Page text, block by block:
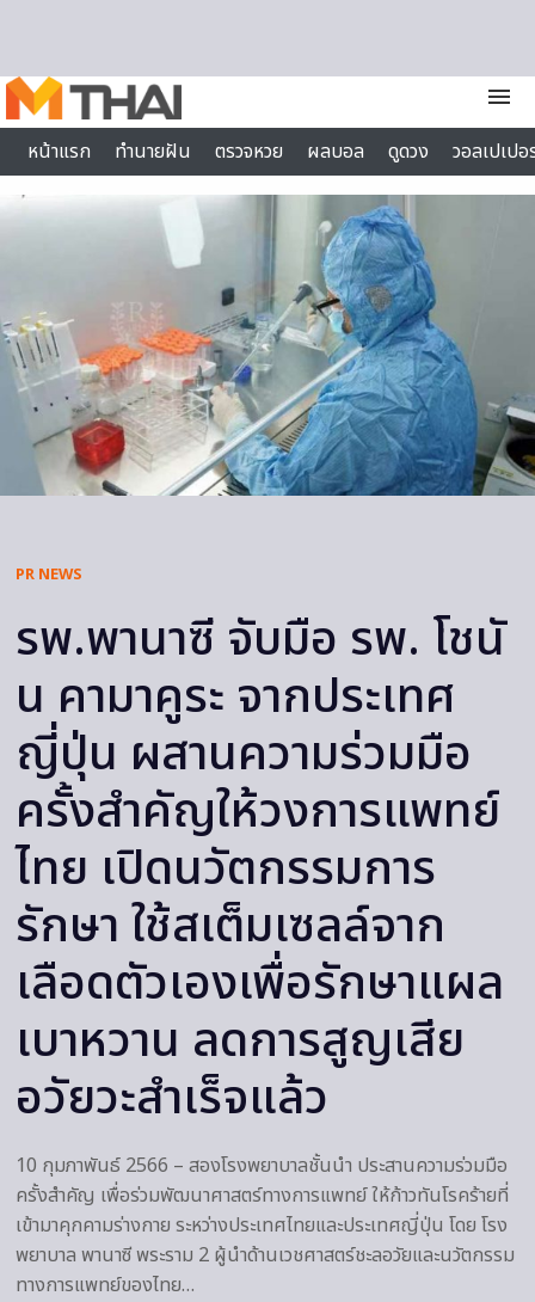
menu
หน้าแรก
ทำนายฝัน ตรวจหวย ผลบอล ดูดวง
วอลเปเป
ไลฟ์สไตล์
PR NEWS
รพ.พานาซี จับมือ รพ. โชนั
น คามาคูระ จากประเทศ
ญี่ปุ่น ผสานความร่วมมือ
ครั้งสำคัญให้วงการแพทย์
ไทย เปิดนวัตกรรมการ
รักษา ใช้สเต็มเซลล์จาก
เลือดตัวเองเพื่อรักษาแผล
เบาหวาน ลดการสูญเสีย
อวัยวะสำเร็จแล้ว
10 กุมภาพันธ์ 2566 – สองโรงพยาบาลชั้นนำ ประสานความร่วมมือ
ครั้งสำคัญ เพื่อร่วมพัฒนาศาสตร์ทางการแพทย์ ให้ก้าวทันโรคร้ายที่
เข้ามาคุกคามร่างกาย ระหว่างประเทศไทยและประเทศญี่ปุ่น โดย โรง
พยาบาล พานาซี พระราม 2 ผู้นำด้านเวชศาสตร์ชะลอวัยและนวัตกรรม
ทางการแพทย์ของไทย…